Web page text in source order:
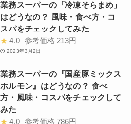
業務スーパーの「冷凍そらまめ」
はどうなの？ 風味・食べ方・コ
スパをチェックしてみた
★ 4.0 参考価格 213円
2023年3月2日
業務スーパーの『国産豚ミックス
ホルモン』はどうなの？ 食べ
方・風味・コスパをチェックして
みた
★ 4.0 参考価格 786円